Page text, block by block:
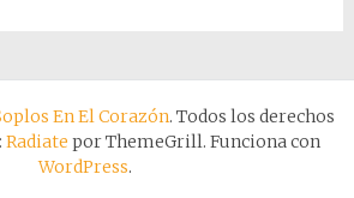
En El Corazón. Todos los derechos
Radiate por ThemeGrill. Funciona con
WordPress.